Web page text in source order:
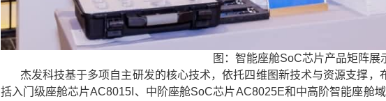
图：智能座舱SoC芯片产品矩阵展
杰发科技基于多项自主研发的核心技术，依托四维图新技术与资源支撑
括入门级座舱芯片AC8015I、中阶座舱SoC芯片AC8025E和中高阶智能座舱